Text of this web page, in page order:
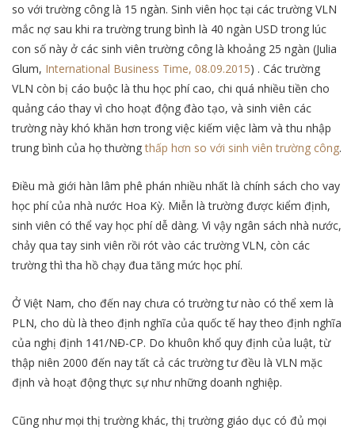
so với trường công là 15 ngàn. Sinh viên học tại các trường VLN
mắc nợ sau khi ra trường trung bình là 40 ngàn USD trong lúc
con số này ở các sinh viên trường công là khoảng 25 ngàn (Julia
Glum, International Business Time, 08.09.2015) . Các trường
VLN còn bị cáo buộc là thu học phí cao, chi quá nhiều tiền cho
quảng cáo thay vì cho hoạt động đào tạo, và sinh viên các
trường này khó khăn hơn trong việc kiếm việc làm và thu nhập
trung bình của họ thườngthấp hơn so với sinh viên trường công.
Điều mà giới hàn lâm phê phán nhiều nhất là chính sách cho vay
học phí của nhà nước Hoa Kỳ. Miễn là trường được kiểm định,
sinh viên có thể vay học phí dễ dàng. Vì vậy ngân sách nhà nước,
chảy qua tay sinh viên rồi rót vào các trường VLN, còn các
trường thì tha hồ chạy đua tăng mức học phí.
Ở Việt Nam, cho đến nay chưa có trường tư nào có thể xem là
PLN, cho dù là theo định nghĩa của quốc tế hay theo định nghĩa
của nghị định 141/NĐ-CP. Do khuôn khổ quy định của luật, từ
thập niên 2000 đến nay tất cả các trường tư đều là VLN mặc
định và hoạt động thực sự như những doanh nghiệp.
Cũng như mọi thị trường khác, thị trường giáo dục có đủ mọi